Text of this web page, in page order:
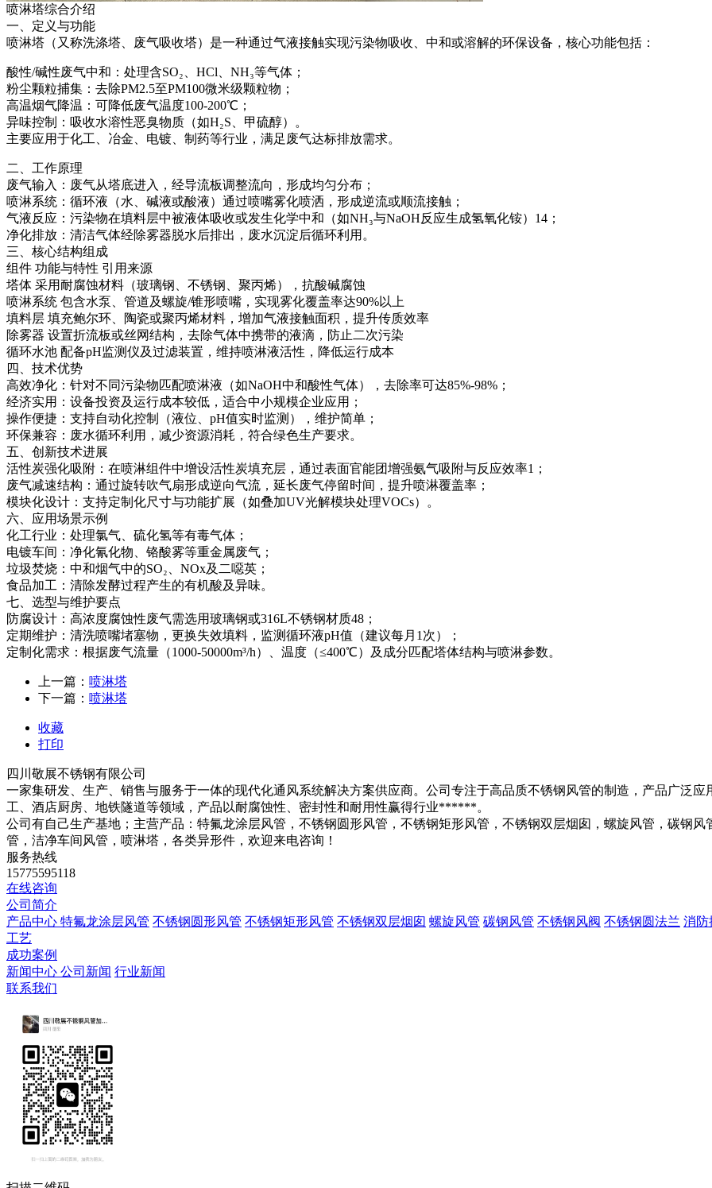
喷淋塔综合介绍‌
‌一、定义与功能‌
喷淋塔（又称洗涤塔、废气吸收塔）是一种通过气液接触实现污染物吸收、中和或溶解的环保设备，核心功能包括：
‌酸性/碱性废气中和‌：处理含SO₂、HCl、NH₃等气体；
‌粉尘颗粒捕集‌：去除PM2.5至PM100微米级颗粒物；
‌高温烟气降温‌：可降低废气温度100-200℃；
‌异味控制‌：吸收水溶性恶臭物质（如H₂S、甲硫醇）。
主要应用于化工、冶金、电镀、制药等行业，满足废气达标排放需求。
‌二、工作原理‌
‌废气输入‌：废气从塔底进入，经导流板调整流向，形成均匀分布；
‌喷淋系统‌：循环液（水、碱液或酸液）通过喷嘴雾化喷洒，形成逆流或顺流接触；
‌气液反应‌：污染物在填料层中被液体吸收或发生化学中和（如NH₃与NaOH反应生成氢氧化铵）14；
‌净化排放‌：清洁气体经除雾器脱水后排出，废水沉淀后循环利用。
‌三、核心结构组成‌
组件 功能与特性 引用来源
‌塔体‌ 采用耐腐蚀材料（玻璃钢、不锈钢、聚丙烯），抗酸碱腐蚀
‌喷淋系统‌ 包含水泵、管道及螺旋/锥形喷嘴，实现雾化覆盖率达90%以上
‌填料层‌ 填充鲍尔环、陶瓷或聚丙烯材料，增加气液接触面积，提升传质效率
‌除雾器‌ 设置折流板或丝网结构，去除气体中携带的液滴，防止二次污染
‌循环水池‌ 配备pH监测仪及过滤装置，维持喷淋液活性，降低运行成本
‌四、技术优势‌
‌高效净化‌：针对不同污染物匹配喷淋液（如NaOH中和酸性气体），去除率可达85%-98%；
‌经济实用‌：设备投资及运行成本较低，适合中小规模企业应用；
‌操作便捷‌：支持自动化控制（液位、pH值实时监测），维护简单；
‌环保兼容‌：废水循环利用，减少资源消耗，符合绿色生产要求。
‌五、创新技术进展‌
‌活性炭强化吸附‌：在喷淋组件中增设活性炭填充层，通过表面官能团增强氨气吸附与反应效率1；
‌废气减速结构‌：通过旋转吹气扇形成逆向气流，延长废气停留时间，提升喷淋覆盖率；
‌模块化设计‌：支持定制化尺寸与功能扩展（如叠加UV光解模块处理VOCs）。
‌六、应用场景示例‌
‌化工行业‌：处理氯气、硫化氢等有毒气体；
‌电镀车间‌：净化氰化物、铬酸雾等重金属废气；
‌垃圾焚烧‌：中和烟气中的SO₂、NOx及二噁英；
‌食品加工‌：清除发酵过程产生的有机酸及异味。
‌七、选型与维护要点‌
‌防腐设计‌：高浓度腐蚀性废气需选用玻璃钢或316L不锈钢材质48；
‌定期维护‌：清洗喷嘴堵塞物，更换失效填料，监测循环液pH值（建议每月1次）；
‌定制化需求‌：根据废气流量（1000-50000m³/h）、温度（≤400℃）及成分匹配塔体结构与喷淋参数。
上一篇： 喷淋塔
下一篇： 喷淋塔
收藏
打印
四川敬展不锈钢有限公司
一家集研发、生产、销售与服务于一体的现代化通风系统解决方案供应商。公司专注于高品质不锈钢风管的制造，产品广泛
工、酒店厨房、地铁隧道等领域，产品以耐腐蚀性、密封性和耐用性赢得行业******。
公司有自己生产基地；主营产品：特氟龙涂层风管，不锈钢圆形风管，不锈钢矩形风管，不锈钢双层烟囱，螺旋风管，碳钢
管，洁净车间风管，喷淋塔，各类异形件，欢迎来电咨询！
服务热线
15775595118
在线咨询
公司简介
产品中心 特氟龙涂层风管 不锈钢圆形风管 不锈钢矩形风管 不锈钢双层烟囱 螺旋风管 碳钢风管 不锈钢风阀 不锈钢圆法兰 消防
工艺
成功案例
新闻中心 公司新闻 行业新闻
联系我们